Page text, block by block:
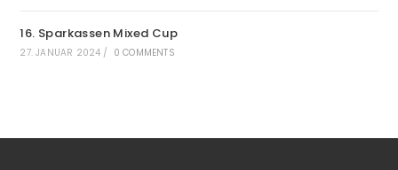
16. Sparkassen Mixed Cup
27. JANUAR 2024 / 0 COMMENTS